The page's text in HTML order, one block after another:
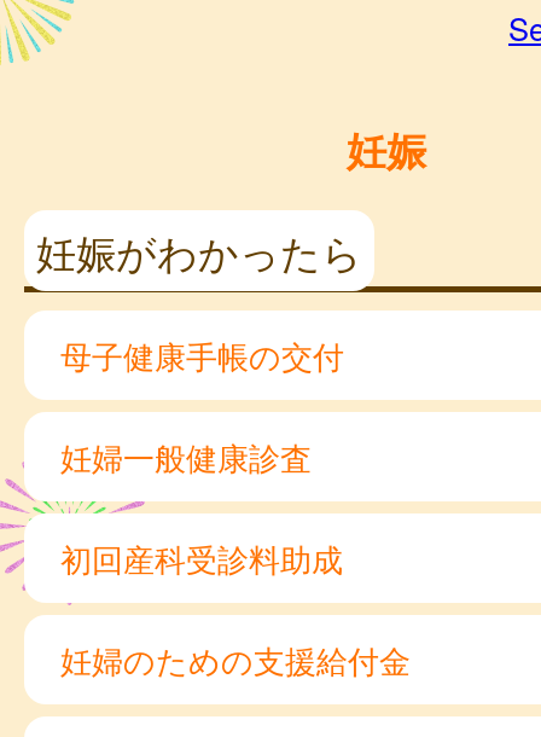
妊娠
妊娠がわかったら
母子健康手帳の交付
妊婦一般健康診査
初回産科受診料助成
妊婦のための支援給付金